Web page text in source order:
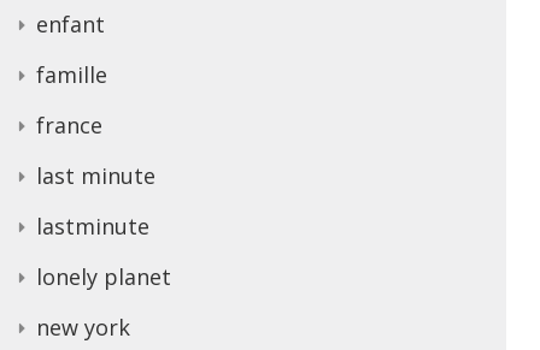
enfant
famille
france
last minute
lastminute
lonely planet
new york